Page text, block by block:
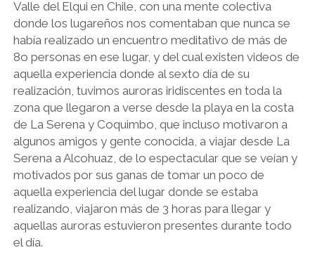
Valle del Elqui en Chile, con una mente colectiva
donde los lugareños nos comentaban que nunca se
había realizado un encuentro meditativo de más de
8o personas en ese lugar, y del cual existen videos de
aquella experiencia donde al sexto día de su
realización, tuvimos auroras iridiscentes en toda la
zona que llegaron a verse desde la playa en la costa
de La Serena y Coquimbo, que incluso motivaron a
algunos amigos y gente conocida, a viajar desde La
Serena a Alcohuaz, de lo espectacular que se veían y
motivados por sus ganas de tomar un poco de
aquella experiencia del lugar donde se estaba
realizando, viajaron más de 3 horas para llegar y
aquellas auroras estuvieron presentes durante todo
el día.